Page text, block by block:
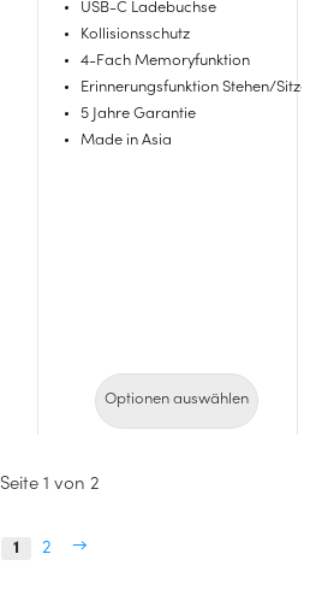
USB-C Ladebuchse
Kollisionsschutz
4-Fach Memoryfunktion
Erinnerungsfunktion Stehen/Sitzen
5 Jahre Garantie
Made in Asia
Optionen auswählen
Seite 1 von 2
1 2 →